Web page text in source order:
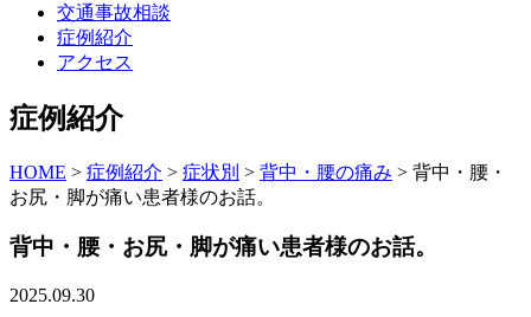
交通事故相談
症例紹介
アクセス
症例紹介
HOME > 症例紹介 > 症状別 > 背中・腰の痛み > 背中・腰・
お尻・脚が痛い患者様のお話。
背中・腰・お尻・脚が痛い患者様のお話。
2025.09.30